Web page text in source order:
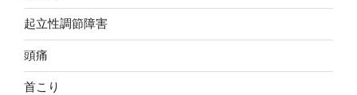
起立性調節障害
頭痛
首こり